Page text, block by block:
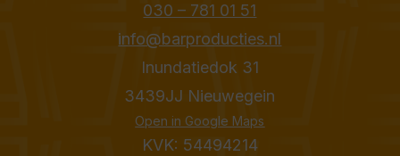
030 – 781 01 51
info@barproducties.nl
Inundatiedok 31
3439JJ Nieuwegein
Open in Google Maps
KVK: 54494214